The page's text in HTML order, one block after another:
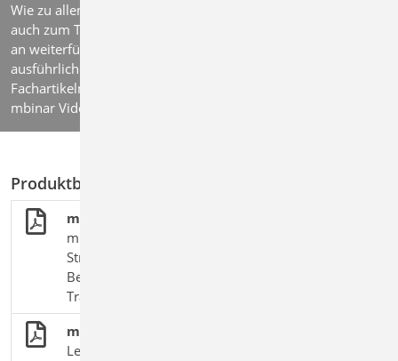
Wie zu allen Themen der mb WorkSuite stellen wir Ihnen
auch zum Thema Grundlagen und Einwirkungen eine Vielzahl
an weiterführenden Informationen zur Verfügung – von
ausführlichen Produktbroschüren über praxisnahen
Fachartikeln aus den mb-news bis hin zu anschaulichen
mbinar Video-Aufzeichnungen.
Produktbroschüren
mb WorkSuite 2026 - Was ist neu
mb WorkSuite 2026 : neue Funktionen in ViCADo,
StrukturEditor, BauStatik, MicroFe, BIM,
Bewehrung, Anschlüsse, Lastfelder &
Trapezprofile.
mb WorkSuite 2026
Leistungsmerkmale und Ing+-Pakete